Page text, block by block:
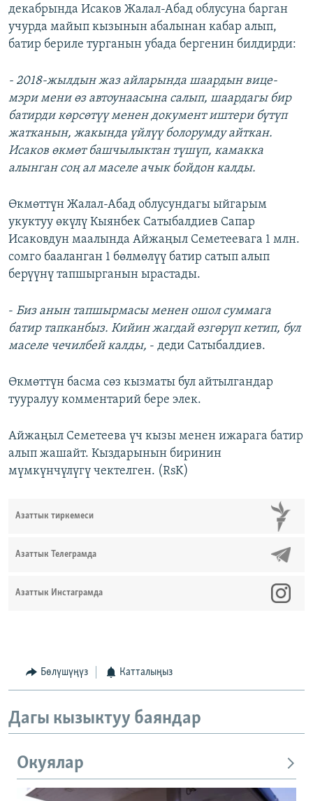
декабрында Исаков Жалал-Абад облусуна барган
учурда майып кызынын абалынан кабар алып,
батир бериле турганын убада бергенин билдирди:
- 2018-жылдын жаз айларында шаардын вице-
мэри мени өз автоунаасына салып, шаардагы бир
батирди көрсөтүү менен документ иштери бүтүп
жатканын, жакында үйлүү болорумду айткан.
Исаков өкмөт башчылыктан түшүп, камакка
алынган соң ал маселе ачык бойдон калды.
Өкмөттүн Жалал-Абад облусундагы ыйгарым
укуктуу өкүлү Кыянбек Сатыбалдиев Сапар
Исаковдун маалында Айжаңыл Семетеевага 1 млн.
сомго бааланган 1 бөлмөлүү батир сатып алып
берүүнү тапшырганын ырастады.
- Биз анын тапшырмасы менен ошол суммага
батир тапканбыз. Кийин жагдай өзгөрүп кетип, бул
маселе чечилбей калды, - деди Сатыбалдиев.
Өкмөттүн басма сөз кызматы бул айтылгандар
тууралуу комментарий бере элек.
Айжаңыл Семетеева үч кызы менен ижарага батир
алып жашайт. Кыздарынын биринин
мүмкүнчүлүгү чектелген. (RsK)
Азаттык тиркемеси
Азаттык Телеграмда
Азаттык Инстаграмда
Бөлүшүңүз Катталыңыз
Дагы кызыктуу баяндар
Окуялар